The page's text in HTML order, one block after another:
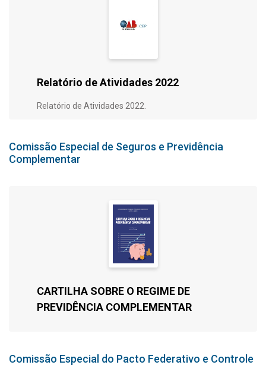
Relatório de Atividades 2022
Relatório de Atividades 2022.
Comissão Especial de Seguros e Previdência
Complementar
CARTILHA SOBRE O REGIME DE
PREVIDÊNCIA COMPLEMENTAR
Comissão Especial do Pacto Federativo e Controle